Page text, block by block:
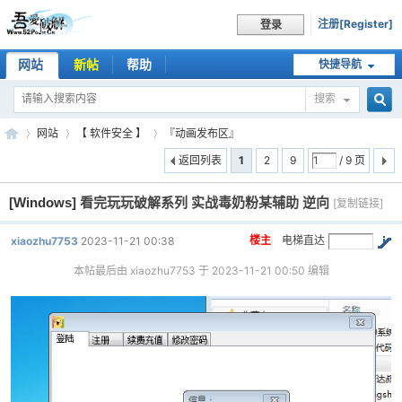
登录 注册[Register]
快捷导航
网站 新帖 帮助
搜索
索
吾 »
网站
›
【 软件安全 】
›
『动画发布区』
1
2 9 / 9 页
返回列表
[Windows] 看完玩玩破解系列 实战毒奶粉某辅助 逆向 [复制链接]
电梯直达
楼主
xiaozhu7753 2023-11-21 00:38
本帖最后由 xiaozhu7753 于 2023-11-21 00:50 编辑